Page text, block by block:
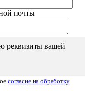
почты
реквизиты вашей
согласие на обработку